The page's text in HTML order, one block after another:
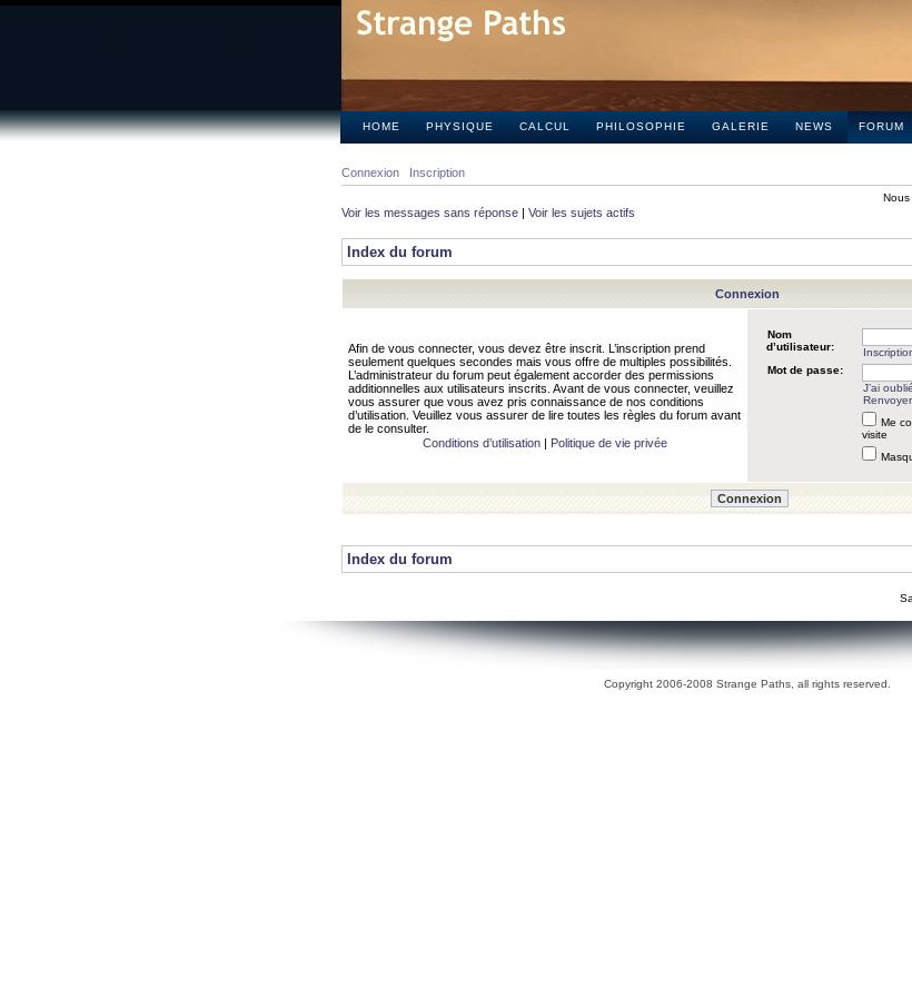
HOME PHYSIQUE CALCUL PHILOSOPHIE GALERIE NEWS FORUM
Connexion Inscription
Voir les messages sans réponse | Voir les sujets actifs
Index du forum
Connexion
Afin de vous connecter, vous devez être inscrit. L’inscription prend
seulement quelques secondes mais vous offre de multiples possibilités.
L’administrateur du forum peut également accorder des permissions
additionnelles aux utilisateurs inscrits. Avant de vous connecter, veuillez
vous assurer que vous avez pris connaissance de nos conditions
d’utilisation. Veuillez vous assurer de lire toutes les règles du forum avant
de le consulter.
Conditions d’utilisation| Politique de vie privée
Nom
d’utilisateur:
Mot de passe:
J’ai
Renvoyer
Me
visite
Index du forum
Copyright 2006-2008 Strange Paths, all rights reserved.